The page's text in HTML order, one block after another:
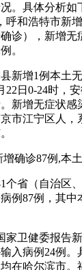
。具体分析如
呼和浩特市新
诊），新增无
。
新增1例本土
22日0-24时，
新增无症状感
市江宁区人
确诊87例,本
个省（自治区
例87例，其中
家卫健委报告
入病例24例
在哈尔滨市。